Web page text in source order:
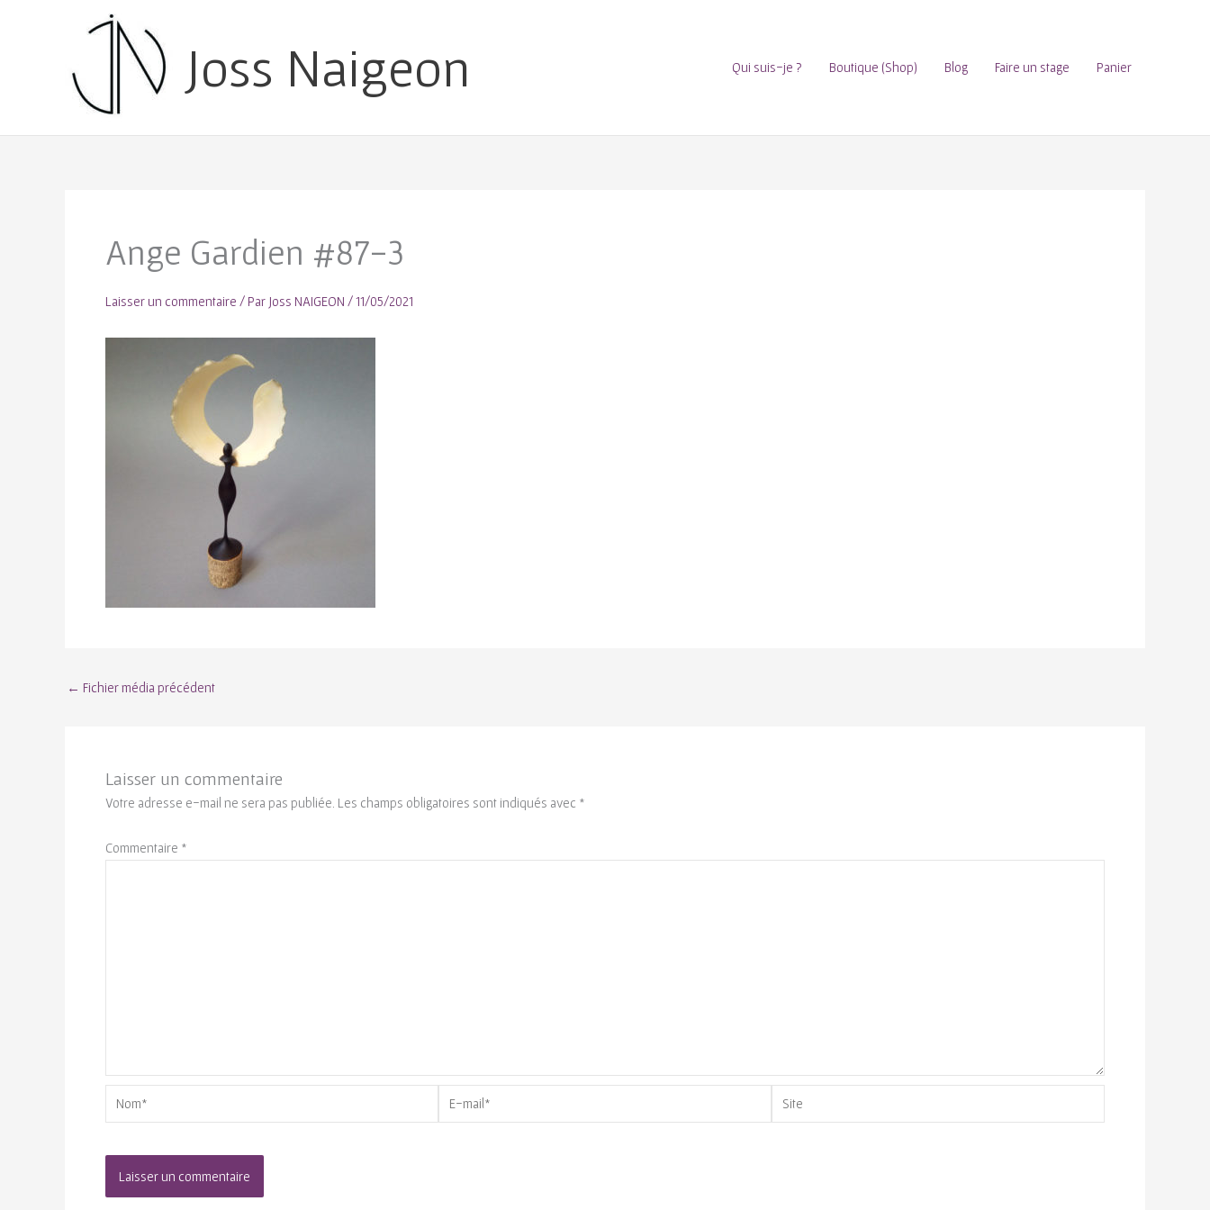
Joss Naigeon Qui suis-je ? Boutique (Shop) Blog Faire un stage Panier
Ange Gardien #87-3
Laisser un commentaire / Par Joss NAIGEON /11/05/2021
← Fichier média précédent
Laisser un commentaire
Votre adresse e-mail ne sera pas publiée. Les champs obligatoires sont indiqués avec *
Commentaire *
Nom*
E-
mail*
Site